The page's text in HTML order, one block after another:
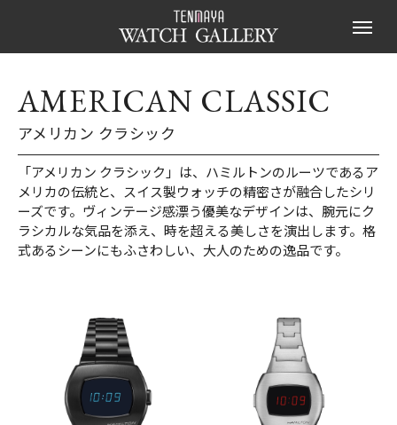
AMERICAN CLASSIC
アメリカン クラシック
「アメリカン クラシック」は、ハミルトンのルーツであるア
メリカの伝統と、スイス製ウォッチの精密さが融合したシリ
ーズです。ヴィンテージ感漂う優美なデザインは、腕元にク
ラシカルな気品を添え、時を超える美しさを演出します。格
式あるシーンにもふさわしい、大人のための逸品です。